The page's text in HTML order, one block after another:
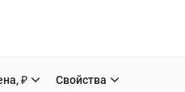
₽ Свойства